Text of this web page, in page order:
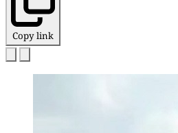
Copy link